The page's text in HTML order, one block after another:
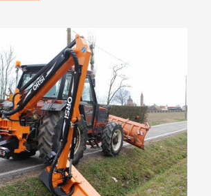
setos, zanjadoras,